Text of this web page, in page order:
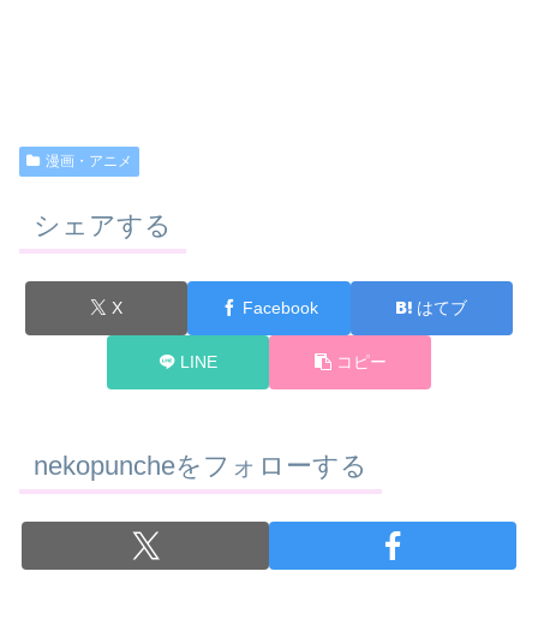
漫画・アニメ
シェアする
X Facebook はてブ
LINE コピー
nekopuncheをフォローする